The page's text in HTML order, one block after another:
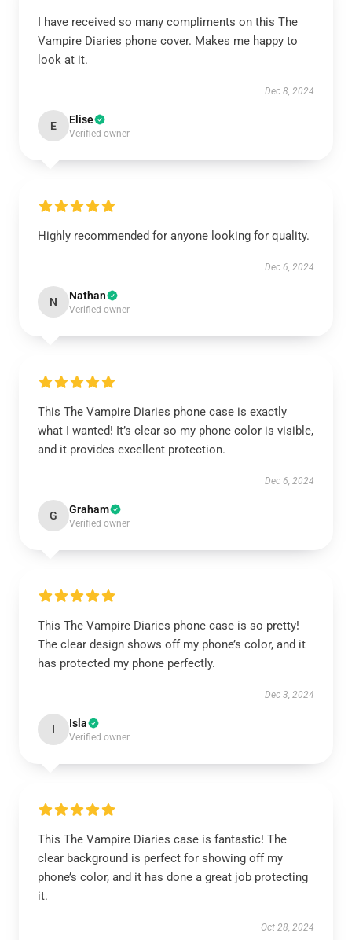
I have received so many compliments on this The
Vampire Diaries phone cover. Makes me happy to
look at it.
Dec 8, 2024
E Elise
Verified owner
Highly recommended for anyone looking for quality.
Dec 6, 2024
N Nathan
Verified owner
This The Vampire Diaries phone case is exactly
what I wanted! It’s clear so my phone color is visible,
and it provides excellent protection.
Dec 6, 2024
G Graham
Verified owner
This The Vampire Diaries phone case is so pretty!
The clear design shows off my phone’s color, and it
has protected my phone perfectly.
Dec 3, 2024
I Isla
Verified owner
This The Vampire Diaries case is fantastic! The
clear background is perfect for showing off my
phone’s color, and it has done a great job protecting
it.
Oct 28, 2024